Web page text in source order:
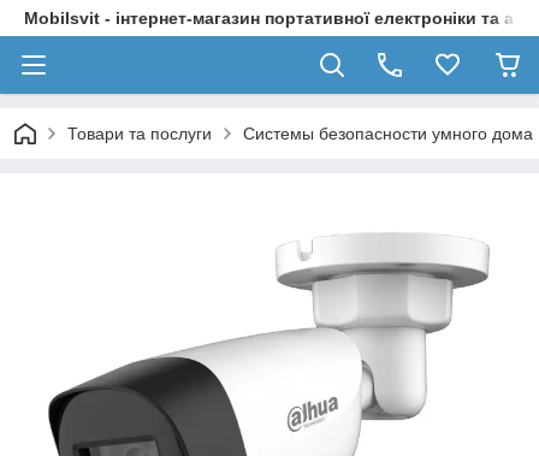
Mobilsvit - інтернет-магазин портативної електроніки та
Товари та послуги Системы безопасности умного дома